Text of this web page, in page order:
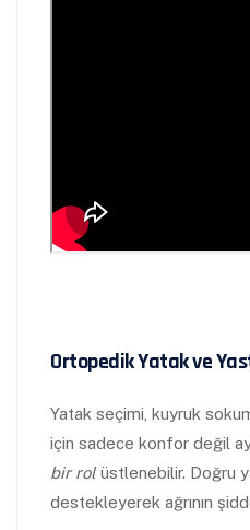
Ortopedik Yatak ve
Yatak seçimi, kuyruk
için sadece konfor değil
bir rol üstlenebilir. Doğru
destekleyerek ağrının